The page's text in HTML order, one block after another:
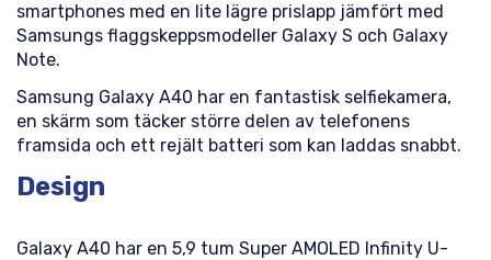
smartphones med en lite lägre prislapp jämfört med
Samsungs flaggskeppsmodeller Galaxy S och Galaxy
Note.
Samsung Galaxy A40 har en fantastisk selfiekamera,
en skärm som täcker större delen av telefonens
framsida och ett rejält batteri som kan laddas snabbt.
Design
Galaxy A40 har en 5,9 tum Super AMOLED Infinity U-